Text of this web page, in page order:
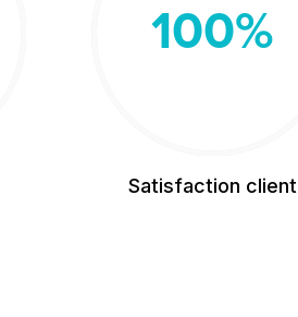
100%
Satisfaction client